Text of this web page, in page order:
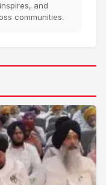
and
communities.